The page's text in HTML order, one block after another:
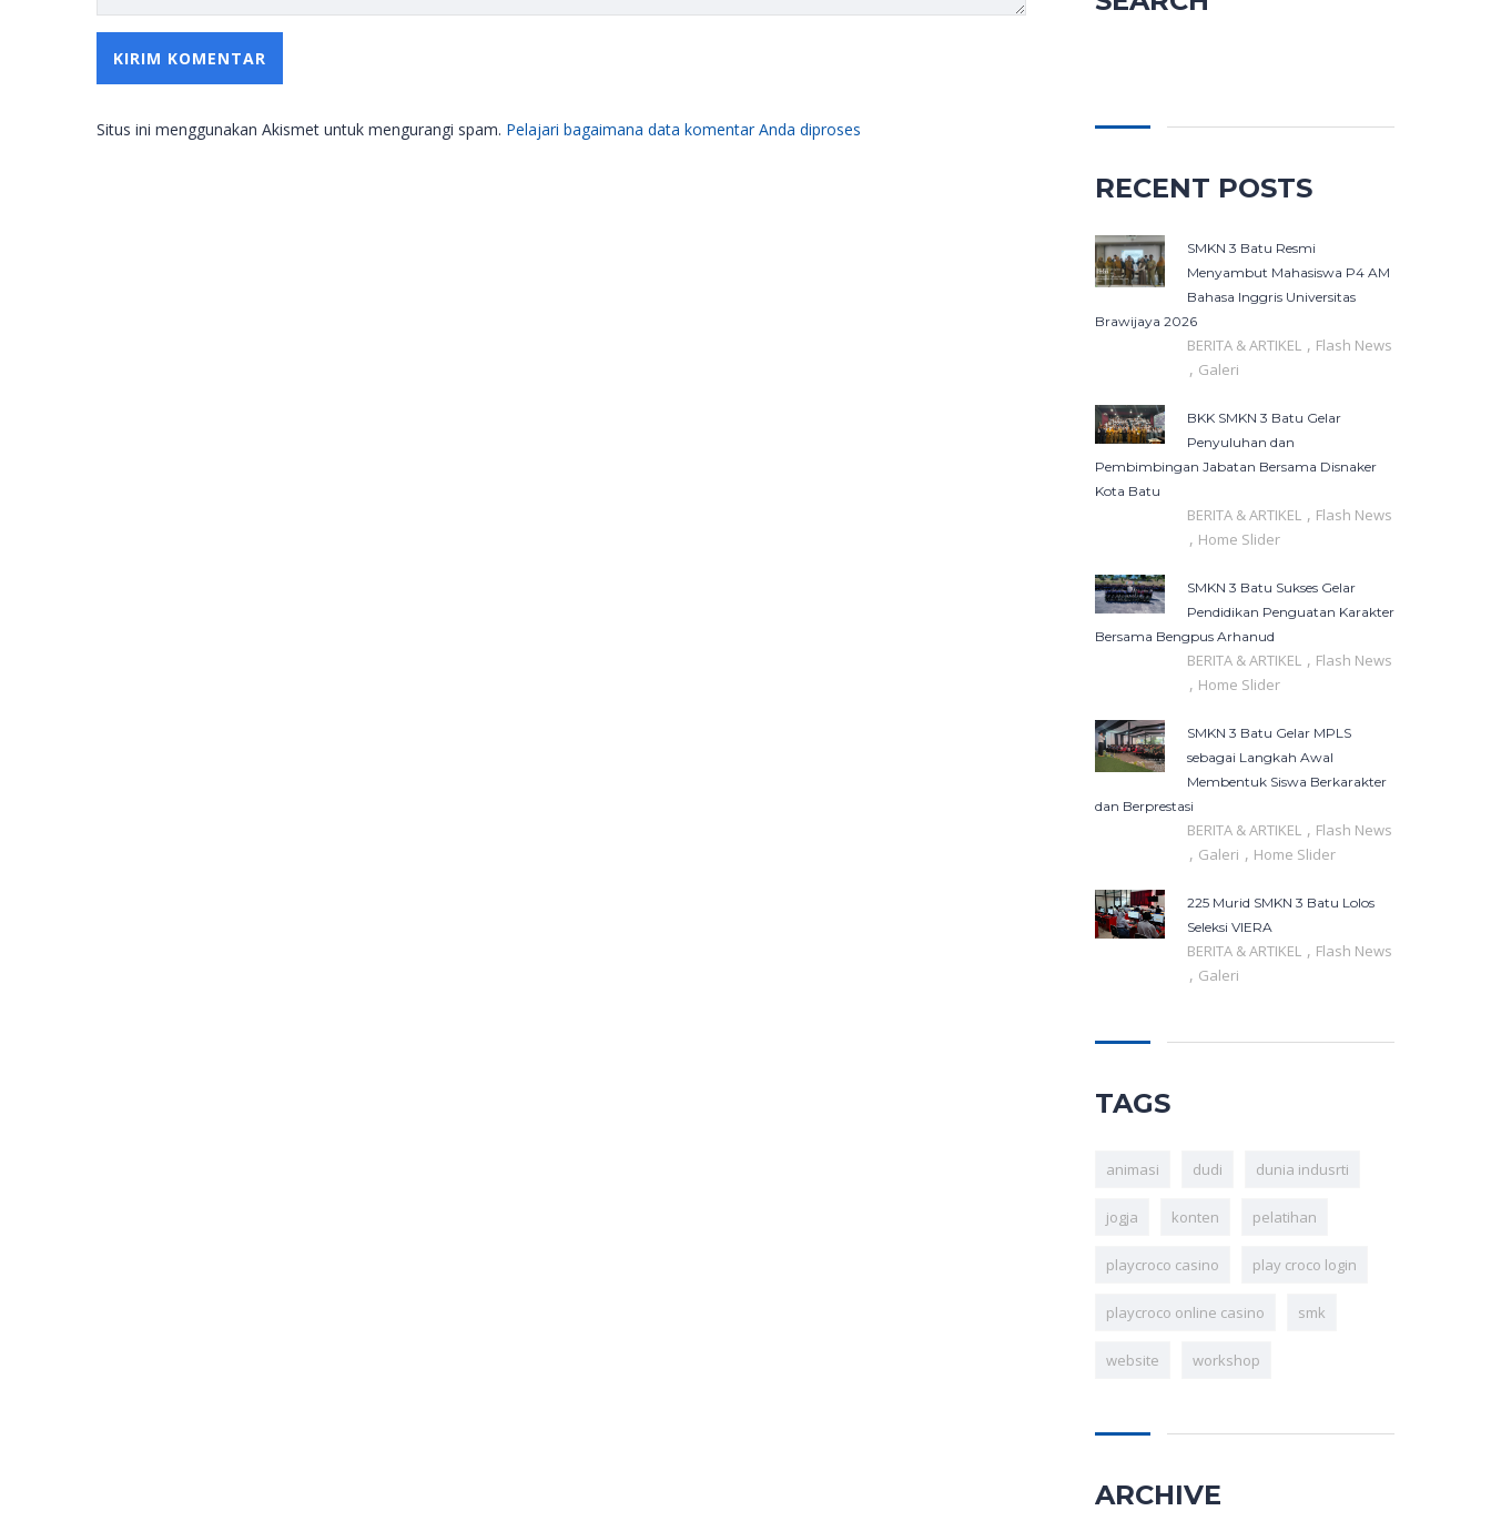
Situs ini menggunakan Akismet untuk mengurangi spam. Pelajari bagaimana data komentar Anda diproses
RECENT POSTS
SMKN 3 Batu Resmi
Menyambut Mahasiswa P4 AM
Bahasa Inggris Universitas
Brawijaya 2026
BERITA & ARTIKEL , Flash News
, Galeri
BKK SMKN 3 Batu Gelar
Penyuluhan dan
Pembimbingan Jabatan Bersama Disnaker
Kota Batu
BERITA & ARTIKEL , Flash News
, Home Slider
SMKN 3 Batu Sukses Gelar
Pendidikan Penguatan Karakter
Bersama Bengpus Arhanud
BERITA & ARTIKEL , Flash News
, Home Slider
SMKN 3 Batu Gelar MPLS
sebagai Langkah Awal
Membentuk Siswa Berkarakter
dan Berprestasi
BERITA & ARTIKEL , Flash News
, Galeri , Home Slider
225 Murid SMKN 3 Batu Lolos
Seleksi VIERA
BERITA & ARTIKEL , Flash News
, Galeri
TAGS
animasi dudi dunia indusrti
jogja konten pelatihan
playcroco casino play croco login
playcroco online casino smk
website workshop
ARCHIVE